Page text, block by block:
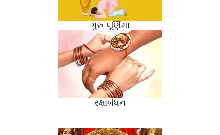
ગુરુ પૂર્ણિમા
રક્ષાબંધન